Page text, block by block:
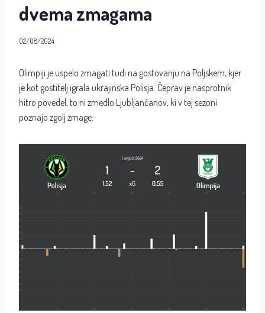
dvema zmagama
02/08/2024
Olimpiji je uspelo zmagati tudi na gostovanju na Poljskem, kjer
je kot gostitelj igrala ukrajinska Polisja. Čeprav je nasprotnik
hitro povedel, to ni zmedlo Ljubljančanov, ki v tej sezoni
poznajo zgolj zmage.